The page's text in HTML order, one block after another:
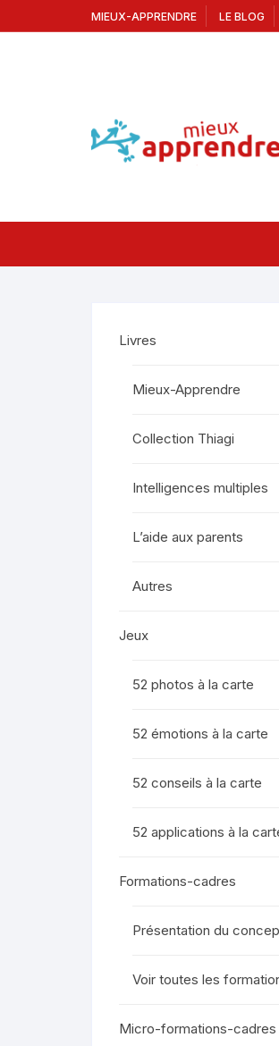
MIEUX-APPRENDRE LE BLOG
Livres
Mieux-Apprendre
Collection Thiagi
Intelligences multiples
L’aide aux parents
Autres
Jeux
52 photos à la carte
52 émotions à la carte
52 conseils à la carte
52 applications à la
Formations-cadres
Présentation du
Voir toutes les
Micro-formations-cadres